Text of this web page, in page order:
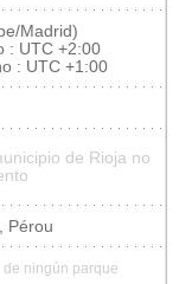
Madrid)
: UTC +2:00
: UTC +1:00
de Rioja no
Pérou
de ningún parque